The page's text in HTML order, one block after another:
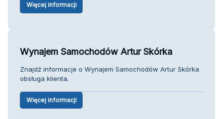
Więcej informacji
Wynajem Samochodów Artur Skórka
Znajdź informacje o Wynajem Samochodów Artur Skórka
obsługa klienta.
Więcej informacji